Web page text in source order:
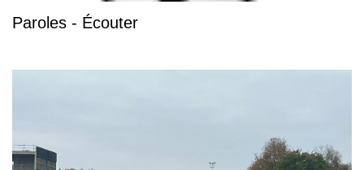
Paroles - Écouter